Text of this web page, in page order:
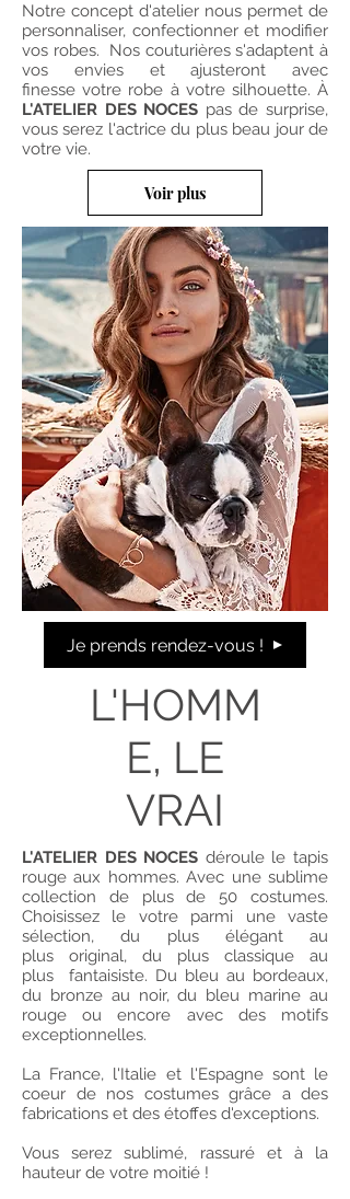
Notre concept d'atelier nous permet de
personnaliser, confectionner et modifier
vos robes. Nos couturières s'adaptent à
vos envies et ajusteront avec
finesse votre robe à votre silhouette. À
L'ATELIER DES NOCES pas de surprise,
vous serez l'actrice du plus beau jour de
votre vie.
Voir plus
Je prends rendez-vous !
L'HOMM
E, LE
VRAI
L'ATELIER DES NOCES déroule le tapis
rouge aux hommes. Avec une sublime
collection de plus de 50 costumes.
Choisissez le votre parmi une vaste
sélection, du plus élégant au
plus original, du plus classique au
plus fantaisiste. Du bleu au bordeaux,
du bronze au noir, du bleu marine au
rouge ou encore avec des motifs
exceptionnelles.
La France, l'Italie et l'Espagne sont le
coeur de nos costumes grâce a des
fabrications et des étoffes d'exceptions.
Vous serez sublimé, rassuré et à la
hauteur de votre moitié !